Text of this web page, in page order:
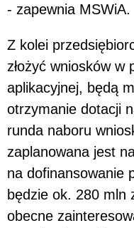
- zapewnia MSWiA.
Z kolei
złożyć wniosków w
aplikacyjnej, będą
otrzymanie dotacji
runda naboru
zaplanowana jest
na dofinansowanie
będzie ok. 280 mln
obecne